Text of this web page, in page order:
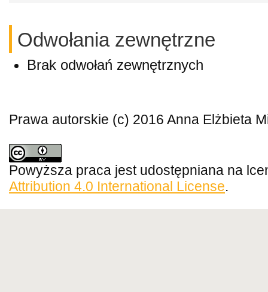
Odwołania zewnętrzne
Brak odwołań zewnętrznych
Prawa autorskie (c) 2016 Anna Elżbieta
Powyższa praca jest udostępniana na
Attribution 4.0 International License.